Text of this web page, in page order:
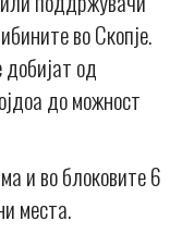
во Скопје.
од
до можност
и во блоковите 6
места.